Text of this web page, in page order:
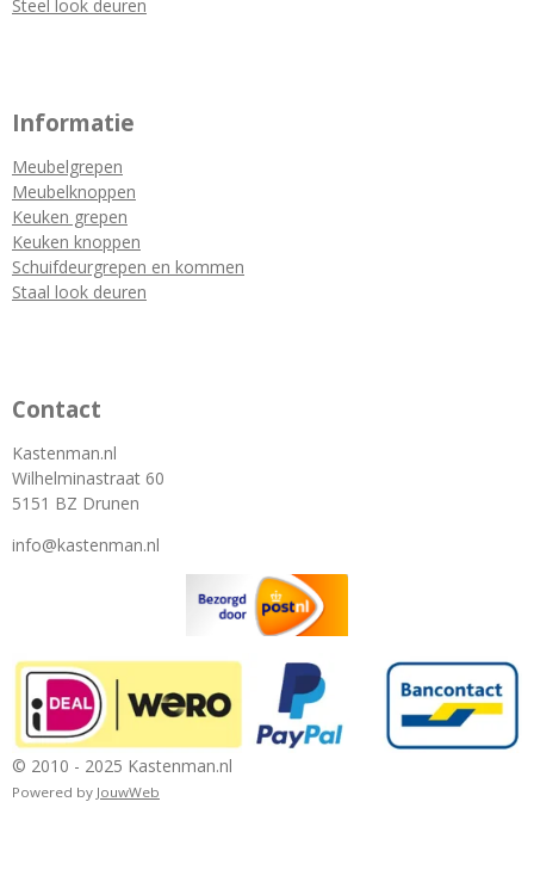
Steel look deuren
Informatie
Meubelgrepen
Meubelknoppen
Keuken grepen
Keuken knoppen
Schuifdeurgrepen en kommen
Staal look deuren
Contact
Kastenman.nl
Wilhelminastraat 60
5151 BZ Drunen
info@kastenman.nl
© 2010 - 2025 Kastenman.nl
Powered by JouwWeb